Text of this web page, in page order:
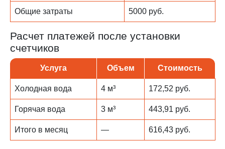
Общие затраты 5000 руб.
Расчет платежей после установки
счетчиков
Услуга Объем Стоимость
Холодная вода 4 м³ 172,52 руб.
Горячая вода 3 м³ 443,91 руб.
Итого в месяц — 616,43 руб.